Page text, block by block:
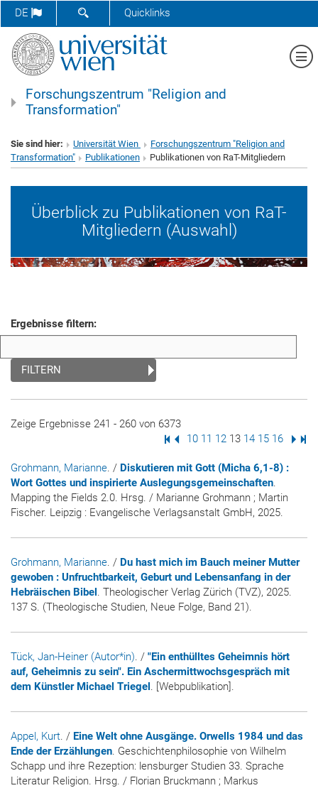
DE SUCHFORMULAR ÖFFNEN
Quicklinks
Forschungszentrum "Religion and
Transformation"
Sie sind hier: Universität Wien
Forschungszentrum "Religion and
Transformation"
Publikationen Publikationen von RaT-Mitgliedern
Überblick zu Publikationen von RaT-
Mitgliedern (Auswahl)
Ergebnisse filtern:
FILTERN
Zeige Ergebnisse 241 - 260 von 6373
Erste Seite
Vorige Seite
Seite
10 Seite
11 Seite
12 Seite
13 Seite
14 Seite
15 Seite
16
Grohmann, Marianne. / Diskutieren mit Gott (Micha 6,1-8) :
Wort Gottes und inspirierte Auslegungsgemeinschaften.
Mapping the Fields 2.0. Hrsg. / Marianne Grohmann ; Martin
Fischer. Leipzig : Evangelische Verlagsanstalt GmbH, 2025.
Grohmann, Marianne. / Du hast mich im Bauch meiner Mutter
gewoben : Unfruchtbarkeit, Geburt und Lebensanfang in der
Hebräischen Bibel . Theologischer Verlag Zürich (TVZ), 2025.
137 S. (Theologische Studien, Neue Folge, Band 21).
Tück, Jan-Heiner (Autor*in). / "Ein enthülltes Geheimnis hört
auf, Geheimnis zu sein". Ein Aschermittwochsgespräch mit
dem Künstler Michael Triegel . [Webpublikation].
Appel, Kurt. / Eine Welt ohne Ausgänge. Orwells 1984 und das
Ende der Erzählungen. Geschichtenphilosophie von Wilhelm
Schapp und ihre Rezeption: lensburger Studien 33. Sprache
Literatur Religion. Hrsg. / Florian Bruckmann ; Markus